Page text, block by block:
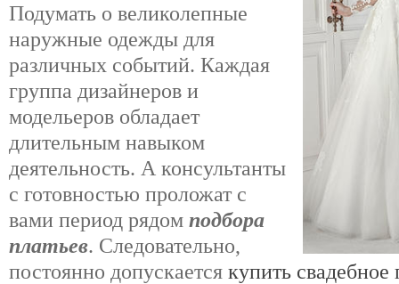
Подумать о великолепные
наружные одежды для
различных событий. Каждая
группа дизайнеров и
модельеров обладает
длительным навыком
деятельность. А консультанты
с готовностью проложат с
вами период рядом подбора
платьев. Следовательно,
постоянно допускается купить свадебное